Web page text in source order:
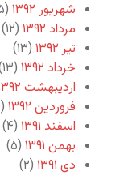
شهریور ۱۳۹۲
(۵)
مرداد ۱۳۹۲
(۱۲)
تیر ۱۳۹۲
(۱۳)
خرداد ۱۳۹۲
(۱۳)
اردیبهشت ۱۳۹۲
فروردین ۱۳۹۲
(۴)
اسفند ۱۳۹۱
(۴)
بهمن ۱۳۹۱
(۵)
دی ۱۳۹۱
(۲)